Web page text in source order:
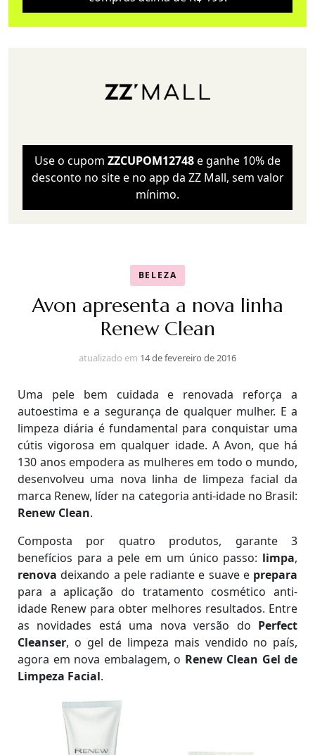
Use o cupom ZZCUPOM12748e ganhe 10% de
desconto no site e no app da ZZ Mall, sem valor
mínimo.
BELEZA
Avon apresenta a nova linha
Renew Clean
atualizado em 14 de fevereiro de 2016
Uma pele bem cuidada e renovada reforça a
autoestima e a segurança de qualquer mulher. E a
limpeza diária é fundamental para conquistar uma
cútis vigorosa em qualquer idade. A Avon, que há
130 anos empodera as mulheres em todo o mundo,
desenvolveu uma nova linha de limpeza facial da
marca Renew, líder na categoria anti-idade no Brasil:
Renew Clean.
Composta por quatro produtos, garante 3
benefícios para a pele em um único passo: limpa,
renova deixando a pele radiante e suave e prepara
para a aplicação do tratamento cosmético anti-
idade Renew para obter melhores resultados. Entre
as novidades está uma nova versão do Perfect
Cleanser, o gel de limpeza mais vendido no país,
agora em nova embalagem, o Renew Clean Gel de
Limpeza Facial.